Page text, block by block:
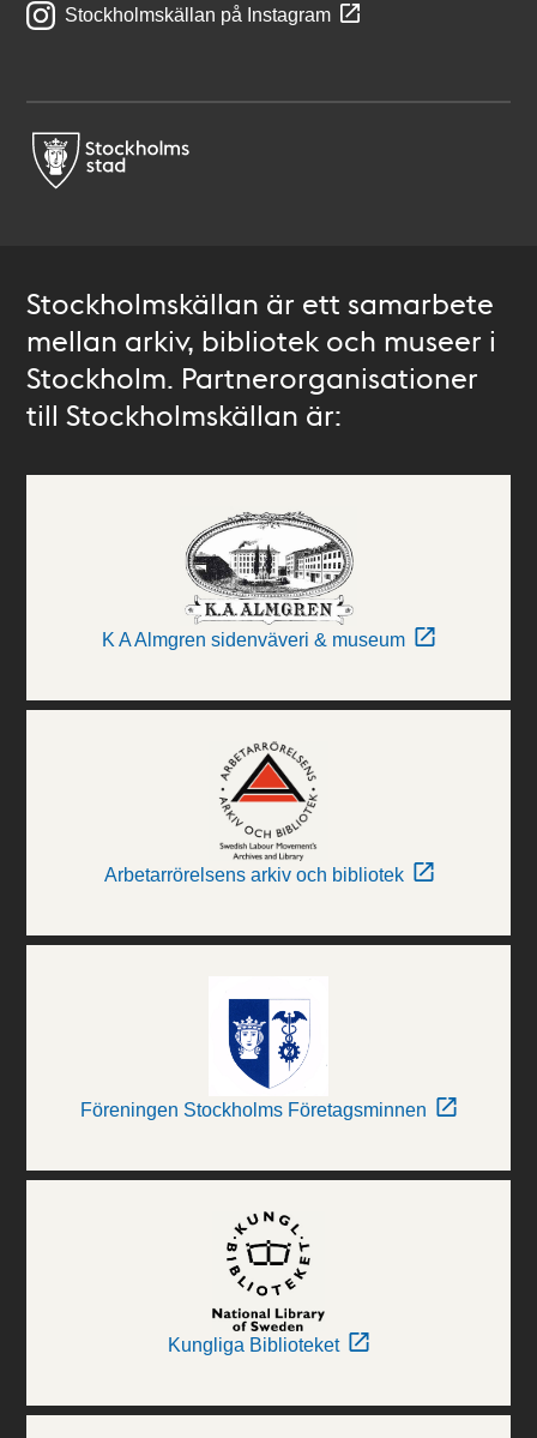
Stockholmskällan på Instagram
Stockholmskällan är ett samarbete
mellan arkiv, bibliotek och museer i
Stockholm. Partnerorganisationer
till Stockholmskällan är:
K A Almgren sidenväveri & museum
Arbetarrörelsens arkiv och bibliotek
Föreningen Stockholms Företagsminnen
Kungliga Biblioteket